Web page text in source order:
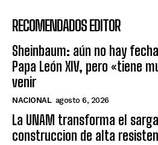
RECOMENDADOS EDITOR
Sheinbaum: aún no hay
Papa León XIV, pero «tiene
venir
NACIONAL agosto 6, 2026
La UNAM transforma el
construccion de alta